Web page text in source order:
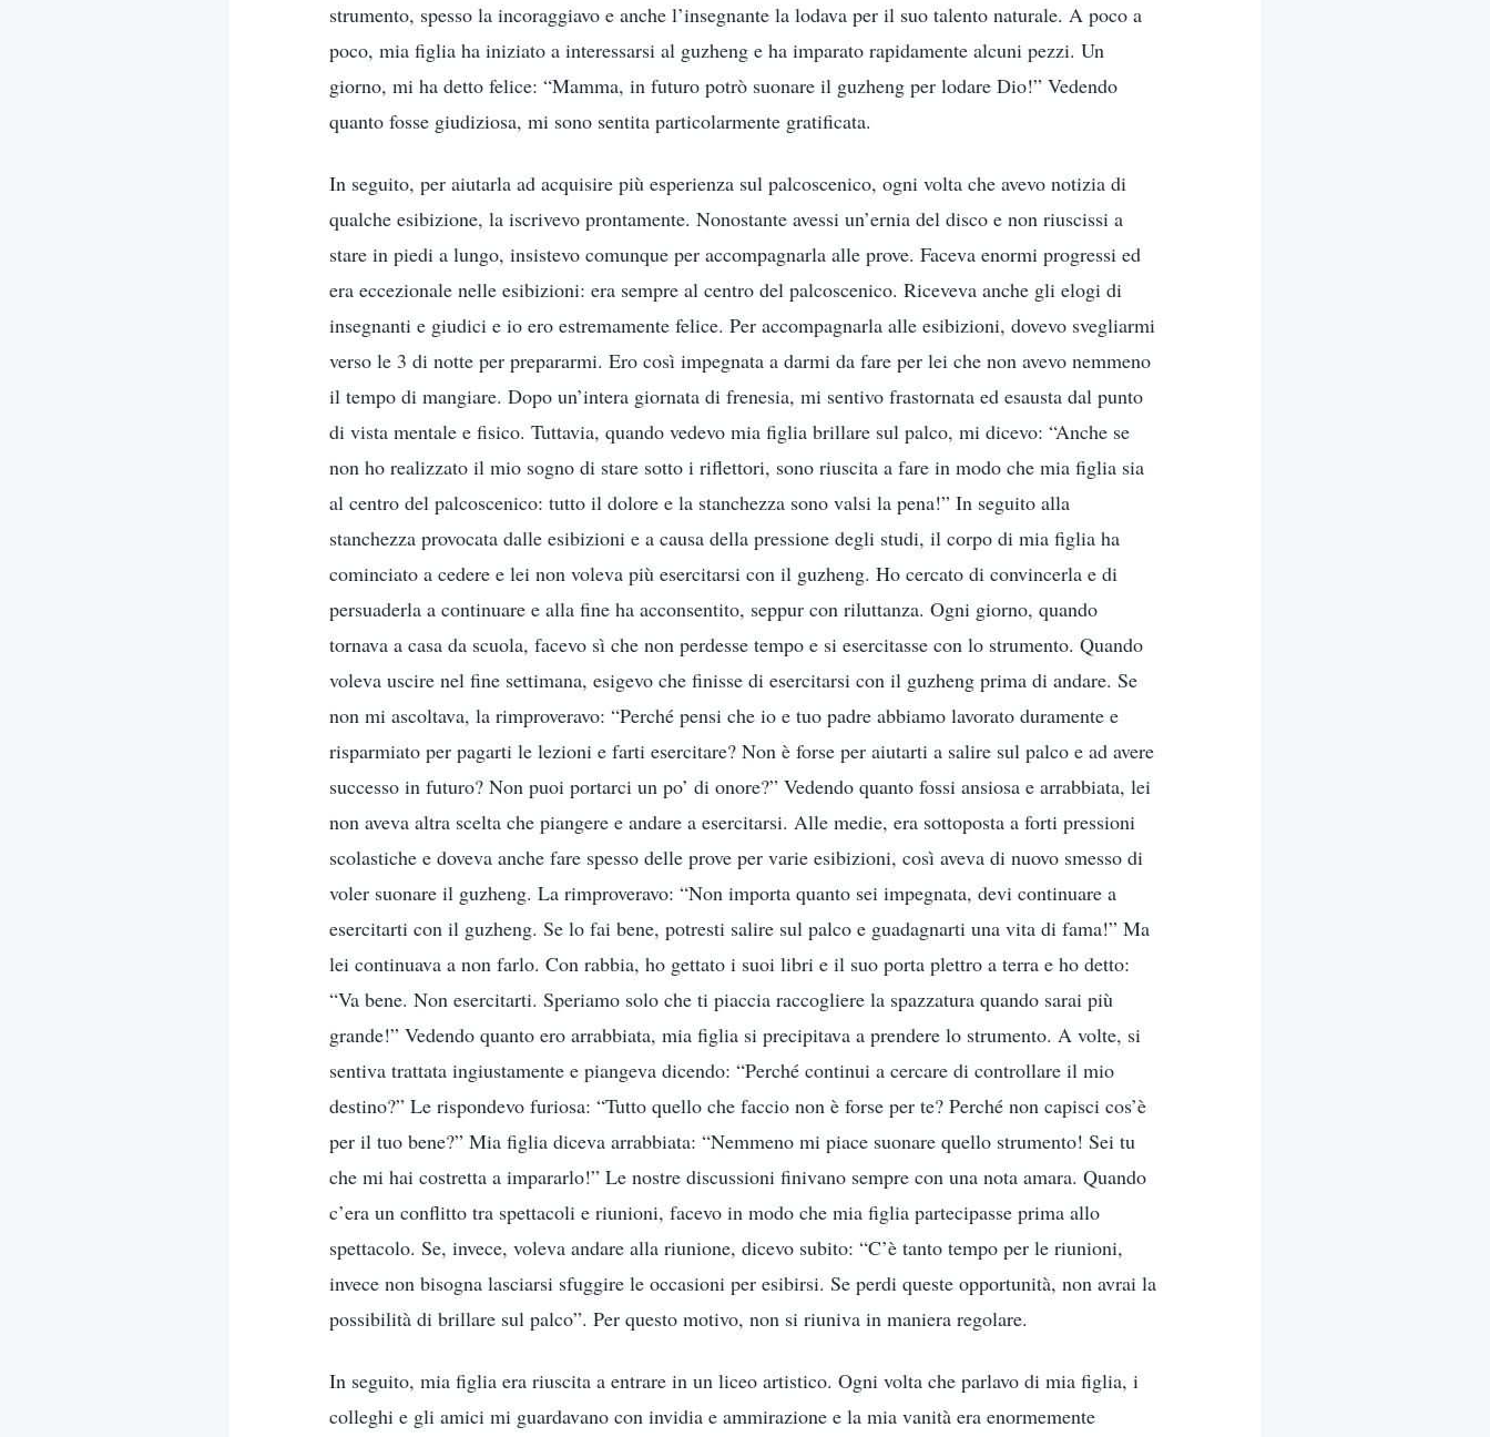
strumento, spesso la incoraggiavo e anche l’insegnante la lodava per il suo talento naturale. A poco a
poco, mia figlia ha iniziato a interessarsi al guzheng e ha imparato rapidamente alcuni pezzi. Un
giorno, mi ha detto felice: “Mamma, in futuro potrò suonare il guzheng per lodare Dio!” Vedendo
quanto fosse giudiziosa, mi sono sentita particolarmente gratificata.
In seguito, per aiutarla ad acquisire più esperienza sul palcoscenico, ogni volta che avevo notizia di
qualche esibizione, la iscrivevo prontamente. Nonostante avessi un’ernia del disco e non riuscissi a
stare in piedi a lungo, insistevo comunque per accompagnarla alle prove. Faceva enormi progressi ed
era eccezionale nelle esibizioni: era sempre al centro del palcoscenico. Riceveva anche gli elogi di
insegnanti e giudici e io ero estremamente felice. Per accompagnarla alle esibizioni, dovevo svegliarmi
verso le 3 di notte per prepararmi. Ero così impegnata a darmi da fare per lei che non avevo nemmeno
il tempo di mangiare. Dopo un’intera giornata di frenesia, mi sentivo frastornata ed esausta dal punto
di vista mentale e fisico. Tuttavia, quando vedevo mia figlia brillare sul palco, mi dicevo: “Anche se
non ho realizzato il mio sogno di stare sotto i riflettori, sono riuscita a fare in modo che mia figlia sia
al centro del palcoscenico: tutto il dolore e la stanchezza sono valsi la pena!” In seguito alla
stanchezza provocata dalle esibizioni e a causa della pressione degli studi, il corpo di mia figlia ha
cominciato a cedere e lei non voleva più esercitarsi con il guzheng. Ho cercato di convincerla e di
persuaderla a continuare e alla fine ha acconsentito, seppur con riluttanza. Ogni giorno, quando
tornava a casa da scuola, facevo sì che non perdesse tempo e si esercitasse con lo strumento. Quando
voleva uscire nel fine settimana, esigevo che finisse di esercitarsi con il guzheng prima di andare. Se
non mi ascoltava, la rimproveravo: “Perché pensi che io e tuo padre abbiamo lavorato duramente e
risparmiato per pagarti le lezioni e farti esercitare? Non è forse per aiutarti a salire sul palco e ad avere
successo in futuro? Non puoi portarci un po’ di onore?” Vedendo quanto fossi ansiosa e arrabbiata, lei
non aveva altra scelta che piangere e andare a esercitarsi. Alle medie, era sottoposta a forti pressioni
scolastiche e doveva anche fare spesso delle prove per varie esibizioni, così aveva di nuovo smesso di
voler suonare il guzheng. La rimproveravo: “Non importa quanto sei impegnata, devi continuare a
esercitarti con il guzheng. Se lo fai bene, potresti salire sul palco e guadagnarti una vita di fama!” Ma
lei continuava a non farlo. Con rabbia, ho gettato i suoi libri e il suo porta plettro a terra e ho detto:
“Va bene. Non esercitarti. Speriamo solo che ti piaccia raccogliere la spazzatura quando sarai più
grande!” Vedendo quanto ero arrabbiata, mia figlia si precipitava a prendere lo strumento. A volte, si
sentiva trattata ingiustamente e piangeva dicendo: “Perché continui a cercare di controllare il mio
destino?” Le rispondevo furiosa: “Tutto quello che faccio non è forse per te? Perché non capisci cos’è
per il tuo bene?” Mia figlia diceva arrabbiata: “Nemmeno mi piace suonare quello strumento! Sei tu
che mi hai costretta a impararlo!” Le nostre discussioni finivano sempre con una nota amara. Quando
c’era un conflitto tra spettacoli e riunioni, facevo in modo che mia figlia partecipasse prima allo
spettacolo. Se, invece, voleva andare alla riunione, dicevo subito: “C’è tanto tempo per le riunioni,
invece non bisogna lasciarsi sfuggire le occasioni per esibirsi. Se perdi queste opportunità, non avrai la
possibilità di brillare sul palco”. Per questo motivo, non si riuniva in maniera regolare.
In seguito, mia figlia era riuscita a entrare in un liceo artistico. Ogni volta che parlavo di mia figlia, i
colleghi e gli amici mi guardavano con invidia e ammirazione e la mia vanità era enormemente